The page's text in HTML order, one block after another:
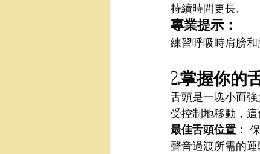
持續時間更長。
專業提示：
練習呼吸時肩膀
2.掌握你的
舌頭是一塊小而
受控制地移動，
最佳舌頭位置：
聲音過渡所需的運